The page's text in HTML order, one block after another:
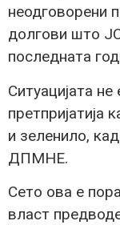
неодговорени
долгови што
последната
Ситуацијата
претпријатија
и зеленило,
ДПМНЕ.
Сето ова е
власт